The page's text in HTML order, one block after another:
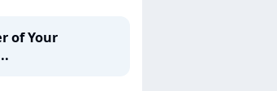
of Your